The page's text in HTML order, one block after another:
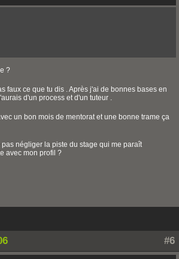
?
faux ce que tu dis . Après j'ai de bonnes bases en
d'un process et d'un tuteur .
un bon mois de mentorat et une bonne trame ça
négliger la piste du stage qui me paraît
avec mon profil ?
#6